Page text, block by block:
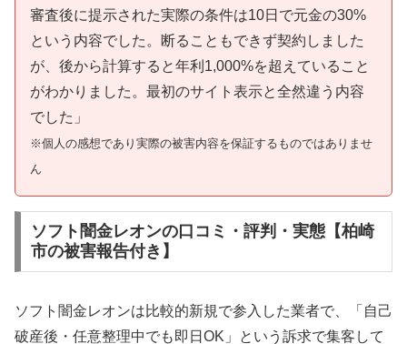
審査後に提示された実際の条件は10日で元金の30%
という内容でした。断ることもできず契約しました
が、後から計算すると年利1,000%を超えていること
がわかりました。最初のサイト表示と全然違う内容
でした」
※個人の感想であり実際の被害内容を保証するものではありませ
ん
ソフト闇金レオンの口コミ・評判・実態【柏崎
市の被害報告付き】
ソフト闇金レオンは比較的新規で参入した業者で、「自己
破産後・任意整理中でも即日OK」という訴求で集客して